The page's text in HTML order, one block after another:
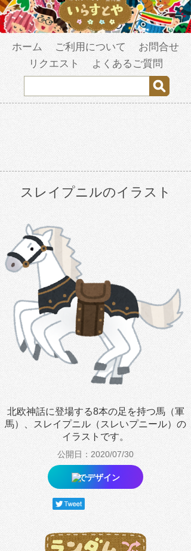
ホーム ご利用について
お問合せ
リクエスト
よくあるご質問
スレイプニルのイラスト
北欧神話に登場する8本の足を持つ馬（軍
馬）、スレイプニル（スレいプニール）の
イラストです。
公開日：2020/07/30
でデザイン